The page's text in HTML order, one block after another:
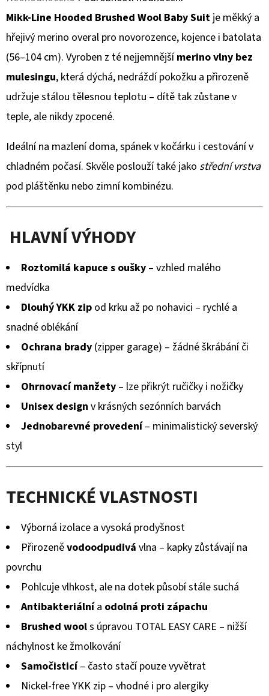
hodnocení
produktu
je
0,0
z
5
Mikk-Line Hooded Brushed Wool Baby Suit je měkký a
hřejivý merino overal pro novorozence, kojence i batolata
(56–104 cm). Vyroben z té nejjemnějšímerino vlny bez
mulesingu, která dýchá, nedráždí pokožku a přirozeně
udržuje stálou tělesnou teplotu – dítě tak zůstane v
teple, ale nikdy zpocené.
Ideální na mazlení doma, spánek v kočárku i cestování v
chladném počasí. Skvěle poslouží také jako střední vrstva
pod pláštěnku nebo zimní kombinézu.
HLAVNÍ VÝHODY
Roztomilá kapuce s oušky – vzhled malého
medvídka
Dlouhý YKK zip od krku až po nohavici – rychlé a
snadné oblékání
Ochrana brady (zipper garage) – žádné škrábání či
skřípnutí
Ohrnovací manžety – lze přikrýt ručičky i nožičky
Unisex design v krásných sezónních barvách
Jednobarevné provedení– minimalistický severský
styl
TECHNICKÉ VLASTNOSTI
Výborná izolace a vysoká prodyšnost
Přirozeněvodoodpudivá vlna – kapky zůstávají na
povrchu
Pohlcuje vlhkost, ale na dotek působí stále suchá
Antibakteriálnía odolná proti zápachu
Brushed wools úpravou TOTAL EASY CARE – nižší
náchylnost ke žmolkování
Samočisticí– často stačí pouze vyvětrat
Nickel-free YKK zip – vhodné i pro alergiky
S
PODRÁŽKOU
MAŠLIČKA
RŮŽOVÁ
Kč